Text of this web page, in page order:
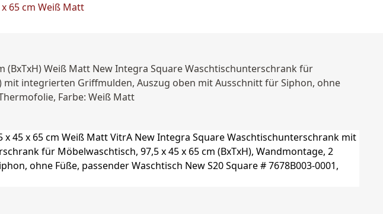
65 cm Weiß Matt
Weiß Matt New Integra Square Waschtischunterschrank für
mit integrierten Griffmulden, Auszug oben mit Ausschnitt für Siphon, ohne
Farbe: Weiß Matt